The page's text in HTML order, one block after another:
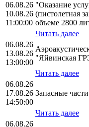
06.08.26
10.08.26
11:00:00
"Оказание
(пистолетная
объеме 2800
Читать далее
06.08.26
13.08.26
13:00:00
"Яйвинская
Читать далее
06.08.26
17.08.26
14:50:00
Запасные
Читать далее
06.08.26